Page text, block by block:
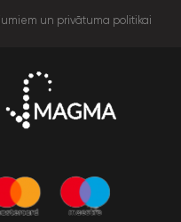
un privātuma politikai